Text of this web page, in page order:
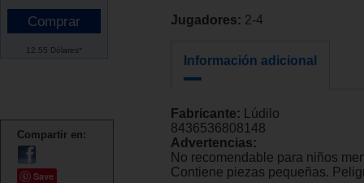
12.55 Dólares*
Compartir en:
Save
Jugadores: 2-4
Información adicional
Fabricante:
Lúdilo
8436536808148
Advertencias:
No recomendable para niños
Contiene piezas pequeñas.